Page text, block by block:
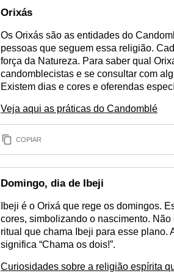
Orixás
Os Orixás são as entidades do
pessoas que seguem essa religião.
força da Natureza. Para saber qual
candomblecistas e se consultar com
Existem dias e cores e oferendas
Veja aqui as práticas do Candomblé
COPIAR
Domingo, dia de Ibeji
Ibeji é o Orixá que rege os domingos.
cores, simbolizando o nascimento.
ritual que chama Ibeji para esse plano.
significa “Chama os dois!”.
Curiosidades sobre a religião espírita